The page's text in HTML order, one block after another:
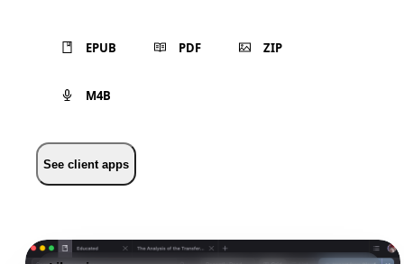
EPUB PDF ZIP
M4B
See client apps